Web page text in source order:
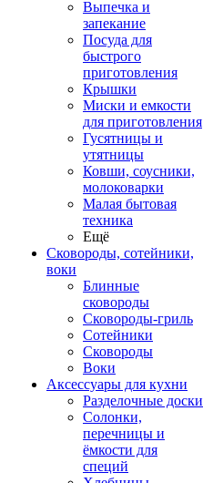
Выпечка и
запекание
Посуда для
быстрого
приготовления
Крышки
Миски и емкости
для приготовления
Гусятницы и
утятницы
Ковши, соусники,
молоковарки
Малая бытовая
техника
Ещё
Сковороды, сотейники,
воки
Блинные
сковороды
Сковороды-гриль
Сотейники
Сковороды
Воки
Аксессуары для кухни
Разделочные доски
Солонки,
перечницы и
ёмкости для
специй